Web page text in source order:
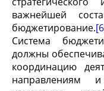
важнейшей
бюджетирование.
Система
должны
координацию
направлениям